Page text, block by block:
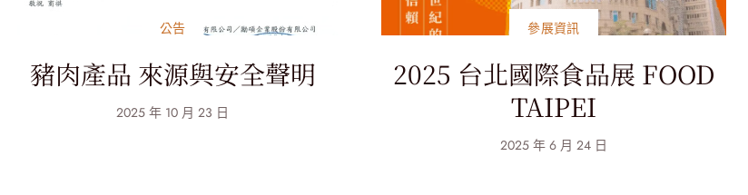
公告
豬肉產品 來源與安全聲明
2025 年 10 月 23 日
參展資訊
2025 台北國際食品展 FOOD
TAIPEI
2025 年 6 月 24 日